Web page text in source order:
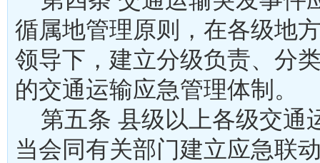
循属地管理原则，在各级地
领导下，建立分级负责、分
的交通运输应急管理体制。
第五条 县级以上各级交通
当会同有关部门建立应急联